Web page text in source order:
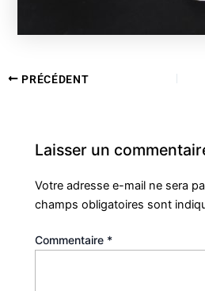
PRÉCÉDENT
Laisser un
Votre adresse e-mail ne sera
champs obligatoires sont
Commentaire *